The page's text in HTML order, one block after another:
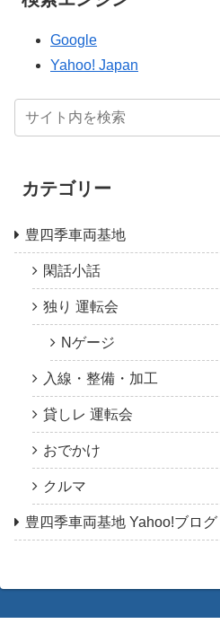
Google
Yahoo! Japan
カテゴリー
豊四季車両基地
閑話小話
独り 運転会
Nゲージ
入線・整備・加工
貸しレ 運転会
おでかけ
クルマ
豊四季車両基地 Yahoo!ブログ